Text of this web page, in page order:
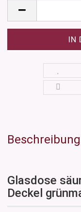
Beschreibung
Glasdose
Deckel